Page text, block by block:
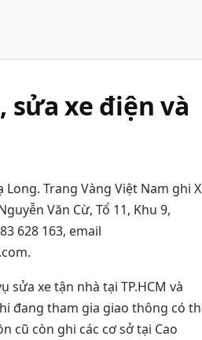
sửa xe điện và
Trang Vàng Việt Nam ghi
Văn Cừ, Tổ 11, Khu 9,
628 163, email
sửa xe tận nhà tại TP.HCM và
đang tham gia giao thông có
cũ còn ghi các cơ sở tại Cao